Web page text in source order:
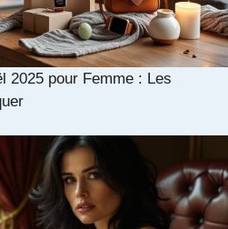
2025 pour Femme : Les